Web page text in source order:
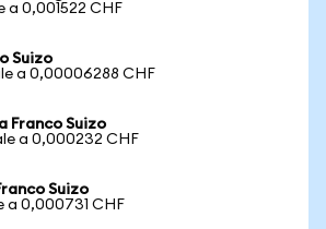
a 0,001522 CHF
Suizo
a 0,00006288 CHF
Franco Suizo
a 0,000232 CHF
Suizo
a 0,000731 CHF